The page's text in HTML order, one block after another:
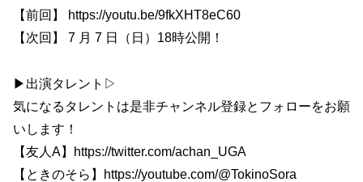
【前回】 https://youtu.be/9fkXHT8eC60
【次回】 7 月 7 日（日）18時公開！
▶出演タレント▷
気になるタレントは是非チャンネル登録とフォローをお願
いします！
【友人A】https://twitter.com/achan_UGA
【ときのそら】https://youtube.com/@TokinoSora